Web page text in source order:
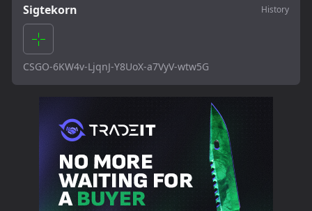
Sigtekorn History
CSGO-6KW4v-LjqnJ-Y8UoX-a7VyV-wtw5G